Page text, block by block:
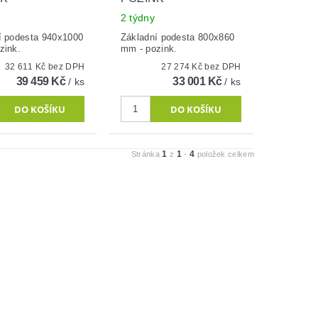
podesta 940x1000
32 611 Kč bez DPH
39 459 Kč/ ks
2 týdny
Základní podesta 800x860
mm - pozink.
27 274 Kč bez DPH
33 001 Kč/ ks
Stránka1 z 1 - 4 položek celkem